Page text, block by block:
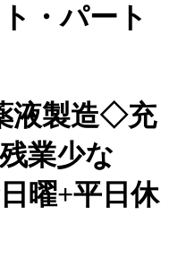
・パート
液製造◇充
業少な
曜+平日休